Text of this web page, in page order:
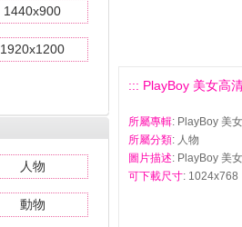
1440x900
1920x1200
人物
動物
::: PlayBoy 美女高
所屬專輯: PlayBoy 美
所屬分類: 人物
圖片描述: PlayBoy 美
可下載尺寸: